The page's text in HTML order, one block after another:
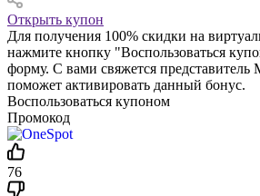
Открыть купон
Для получения 100% скидки на
нажмите кнопку "Воспользоваться
форму. С вами свяжется
поможет активировать данный бонус.
Воспользоваться купоном
Промокод
76